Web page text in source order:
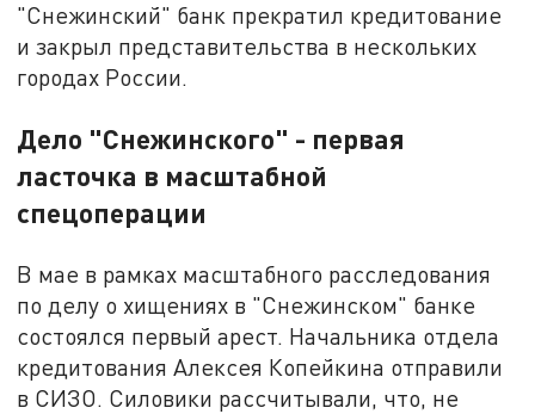
"Снежинский" банк прекратил кредитование
и закрыл представительства в нескольких
городах России.
Дело "Снежинского" - первая
ласточка в масштабной
спецоперации
В мае в рамках масштабного расследования
по делу о хищениях в "Снежинском" банке
состоялся первый арест. Начальника отдела
кредитования Алексея Копейкина отправили
в СИЗО. Силовики рассчитывали, что, не